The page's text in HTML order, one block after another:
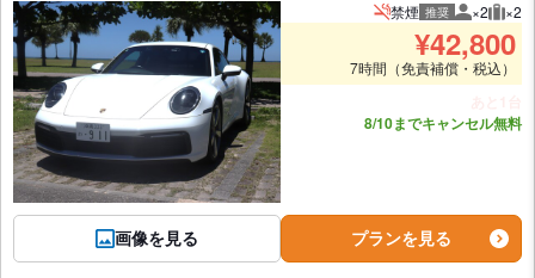
画像を見る
禁煙 推奨 推奨人数
×2 推
×2
¥42,800
7時間（免責補償・税込）
8/10までキャンセル無料
プランを見る